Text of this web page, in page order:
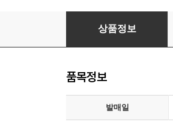
[중고] Neil Sedaka /
상품정보
품목정보
발매일